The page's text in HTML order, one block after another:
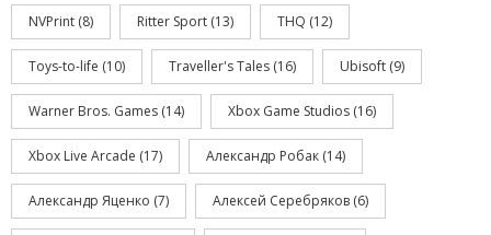
NVPrint (8) Ritter Sport (13) THQ (12)
Toys-to-life (10) Traveller's Tales (16) Ubisoft (9)
Warner Bros. Games (14) Xbox Game Studios (16)
Xbox Live Arcade (17) Александр Робак (14)
Александр Яценко (7) Алексей Серебряков (6)